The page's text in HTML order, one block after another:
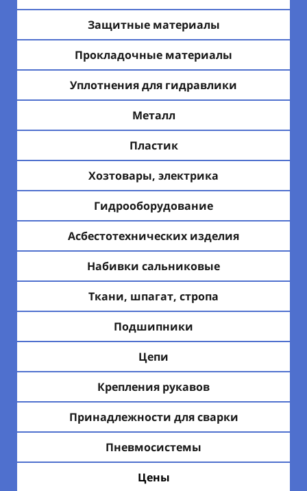
Защитные материалы
Прокладочные материалы
Уплотнения для гидравлики
Металл
Пластик
Хозтовары, электрика
Гидрооборудование
Асбестотехнических изделия
Набивки сальниковые
Ткани, шпагат, стропа
Подшипники
Цепи
Крепления рукавов
Принадлежности для сварки
Пневмосистемы
Цены